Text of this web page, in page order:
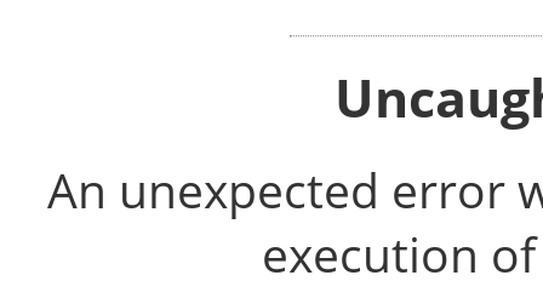
An unexpected error
execution